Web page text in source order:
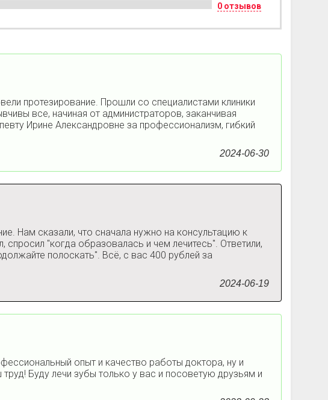
0 отзывов
протезирование. Прошли со специалистами клиники
все, начиная от администраторов, заканчивая
Ирине Александровне за профессионализм, гибкий
2024-06-30
Нам сказали, что сначала нужно на консультацию к
спросил "когда образовалась и чем лечитесь". Ответили,
полоскать". Всё, с вас 400 рублей за
2024-06-19
опыт и качество работы доктора, ну и
Буду лечи зубы только у вас и посоветую друзьям и